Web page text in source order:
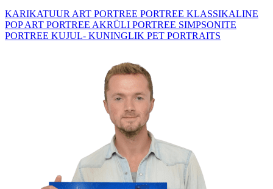
KARIKATUUR ART PORTREE PORTREE KLASSIKALINE
POP ART PORTREE AKRÜLI PORTREE SIMPSONITE
PORTREE KUJUL- KUNINGLIK PET PORTRAITS